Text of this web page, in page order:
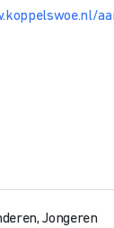
Jongeren